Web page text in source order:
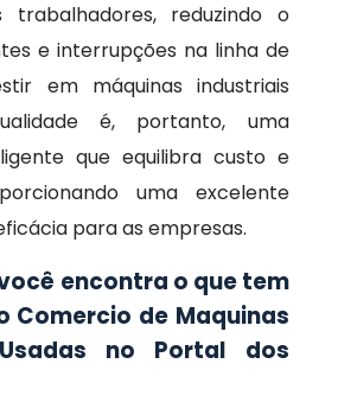
trabalhadores, reduzindo o
e interrupções na linha de
em máquinas industriais
é, portanto, uma
que equilibra custo e
uma excelente
para as empresas.
encontra o que tem
Comercio de Maquinas
no Portal dos